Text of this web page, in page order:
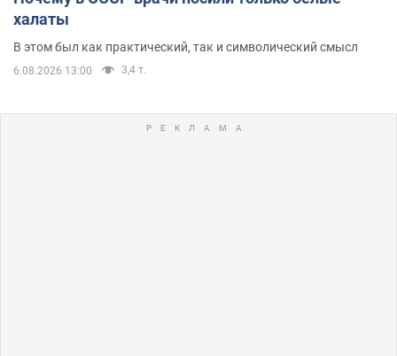
халаты
В этом был как практический, так и символический смысл
6.08.2026 13:00 3,4 т.